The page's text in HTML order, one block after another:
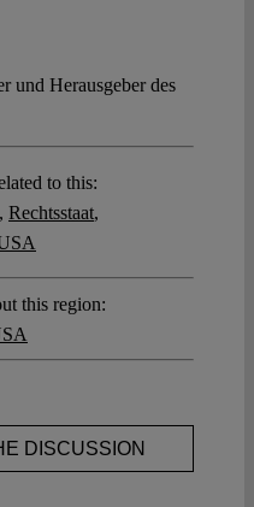
und Herausgeber des
to this:
, Rechtsstaat,
this region:
DISCUSSION